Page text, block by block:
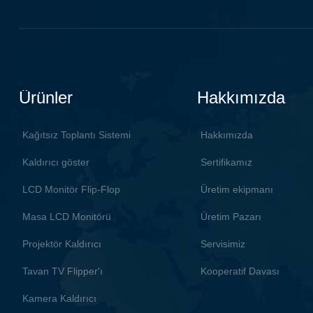
benimser, daha fazla çevre
Ürünler
Kağıtsız Toplantı Sistemi
Kaldırıcı göster
LCD Monitör Flip-Flop
Masa LCD Monitörü
Projektör Kaldırıcı
Tavan TV Flipper'ı
Kamera Kaldırıcı
Hakkımızda
Hakkımızda
Sertifikamız
Üretim ekipmanı
Üretim Pazarı
Servisimiz
Kooperatif Davası